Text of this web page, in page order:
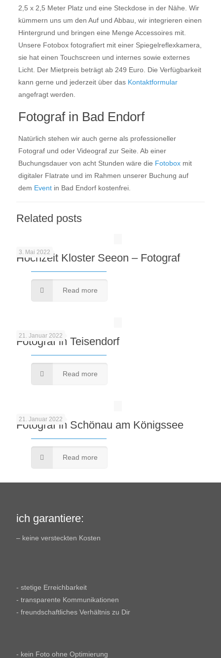
2,5 x 2,5 Meter Platz und eine Steckdose in der Nähe. Wir
kümmern uns um den Auf und Abbau, wir integrieren einen
Hintergrund und bringen eine Menge Accessoires mit.
Unsere Fotobox fotografiert mit einer Spiegelreflexkamera,
sie hat einen Touchscreen und internes sowie externes
Licht. Der Mietpreis beträgt ab 249 Euro. Die Verfügbarkeit
kann gerne und jederzeit über das Kontaktformular
angefragt werden.
Fotograf in Bad Endorf
Natürlich stehen wir auch gerne als professioneller
Fotograf und oder Videograf zur Seite. Ab einer
Buchungsdauer von acht Stunden wäre die Fotoboxmit
digitaler Flatrate und im Rahmen unserer Buchung auf
dem Eventin Bad Endorf kostenfrei.
Related posts
3. Mai 2022
Hochzeit Kloster Seeon – Fotograf
Read more
21. Januar 2022
Fotograf in Teisendorf
Read more
21. Januar 2022
Fotograf in Schönau am Königssee
Read more
ich garantiere:
– keine versteckten Kosten
- stetige Erreichbarkeit
- transparente Kommunikationen
- freundschaftliches Verhältnis zu Dir
- kein Foto ohne Optimierung